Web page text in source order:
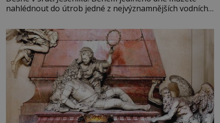
nahlédnout do útrob jedné z nejvýznamnějších vodních
se na koloběžce a den zakončit poznáváním památek ve
Velkých Losinách nebo v termálním